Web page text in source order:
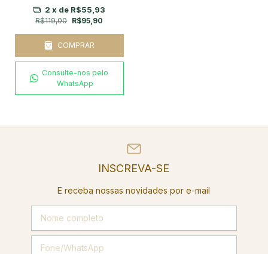
R$119,00 R$95,90
2 x de R$55,93
COMPRAR
Consulte-nos pelo
WhatsApp
INSCREVA-SE
E receba nossas novidades por e-mail